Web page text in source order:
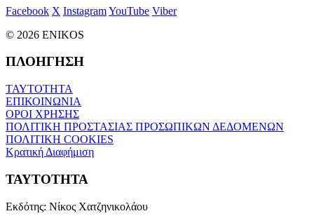
Facebook X InstagramYouTube Viber
© 2026 ENIKOS
ΠΛΟΗΓΗΣΗ
ΤΑΥΤΟΤΗΤΑ
ΕΠΙΚΟΙΝΩΝΙΑ
ΟΡΟΙ ΧΡΗΣΗΣ
ΠΟΛΙΤΙΚΗ ΠΡΟΣΤΑΣΙΑΣ ΠΡΟΣΩΠΙΚΩΝ ΔΕΔΟΜΕΝΩΝ
ΠΟΛΙΤΙΚΗ COOKIES
Κρατική Διαφήμιση
ΤΑΥΤΟΤΗΤΑ
Εκδότης: Νίκος Χατζηνικολάου